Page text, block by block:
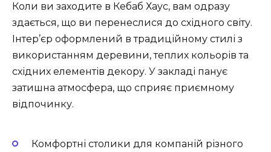
Коли ви заходите в Кебаб Хаус, вам одразу
здається, що ви перенеслися до східного світу.
Інтер’єр оформлений в традиційному стилі з
використанням деревини, теплих кольорів та
східних елементів декору. У закладі панує
затишна атмосфера, що сприяє приємному
відпочинку.
Комфортні столики для компаній різного